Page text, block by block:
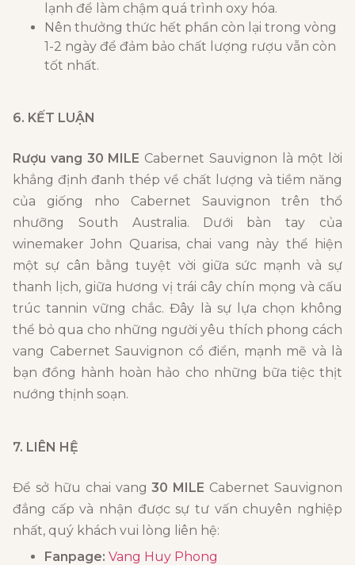
lạnh để làm chậm quá trình oxy hóa.
Nên thưởng thức hết phần còn lại trong vòng
1-2 ngày để đảm bảo chất lượng rượu vẫn còn
tốt nhất.
6. KẾT LUẬN
Rượu vang 30 MILE Cabernet Sauvignon là một lời
khẳng định đanh thép về chất lượng và tiềm năng
của giống nho Cabernet Sauvignon trên thổ
nhưỡng South Australia. Dưới bàn tay của
winemaker John Quarisa, chai vang này thể hiện
một sự cân bằng tuyệt vời giữa sức mạnh và sự
thanh lịch, giữa hương vị trái cây chín mọng và cấu
trúc tannin vững chắc. Đây là sự lựa chọn không
thể bỏ qua cho những người yêu thích phong cách
vang Cabernet Sauvignon cổ điển, mạnh mẽ và là
bạn đồng hành hoàn hảo cho những bữa tiệc thịt
nướng thịnh soạn.
7. LIÊN HỆ
Để sở hữu chai vang30 MILE Cabernet Sauvignon
đẳng cấp và nhận được sự tư vấn chuyên nghiệp
nhất, quý khách vui lòng liên hệ:
Fanpage: Vang Huy Phong